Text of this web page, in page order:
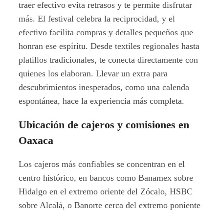
traer efectivo evita retrasos y te permite disfrutar
más. El festival celebra la reciprocidad, y el
efectivo facilita compras y detalles pequeños que
honran ese espíritu. Desde textiles regionales hasta
platillos tradicionales, te conecta directamente con
quienes los elaboran. Llevar un extra para
descubrimientos inesperados, como una calenda
espontánea, hace la experiencia más completa.
Ubicación de cajeros y comisiones en
Oaxaca
Los cajeros más confiables se concentran en el
centro histórico, en bancos como Banamex sobre
Hidalgo en el extremo oriente del Zócalo, HSBC
sobre Alcalá, o Banorte cerca del extremo poniente